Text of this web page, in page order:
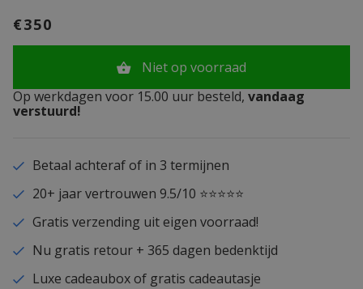
€350
Niet op voorraad
Op werkdagen voor 15.00 uur besteld, vandaag
verstuurd!
Betaal achteraf of in 3 termijnen
20+ jaar vertrouwen 9.5/10 ⭐⭐⭐⭐⭐
Gratis verzending uit eigen voorraad!
Nu gratis retour + 365 dagen bedenktijd
Luxe cadeaubox of gratis cadeautasje